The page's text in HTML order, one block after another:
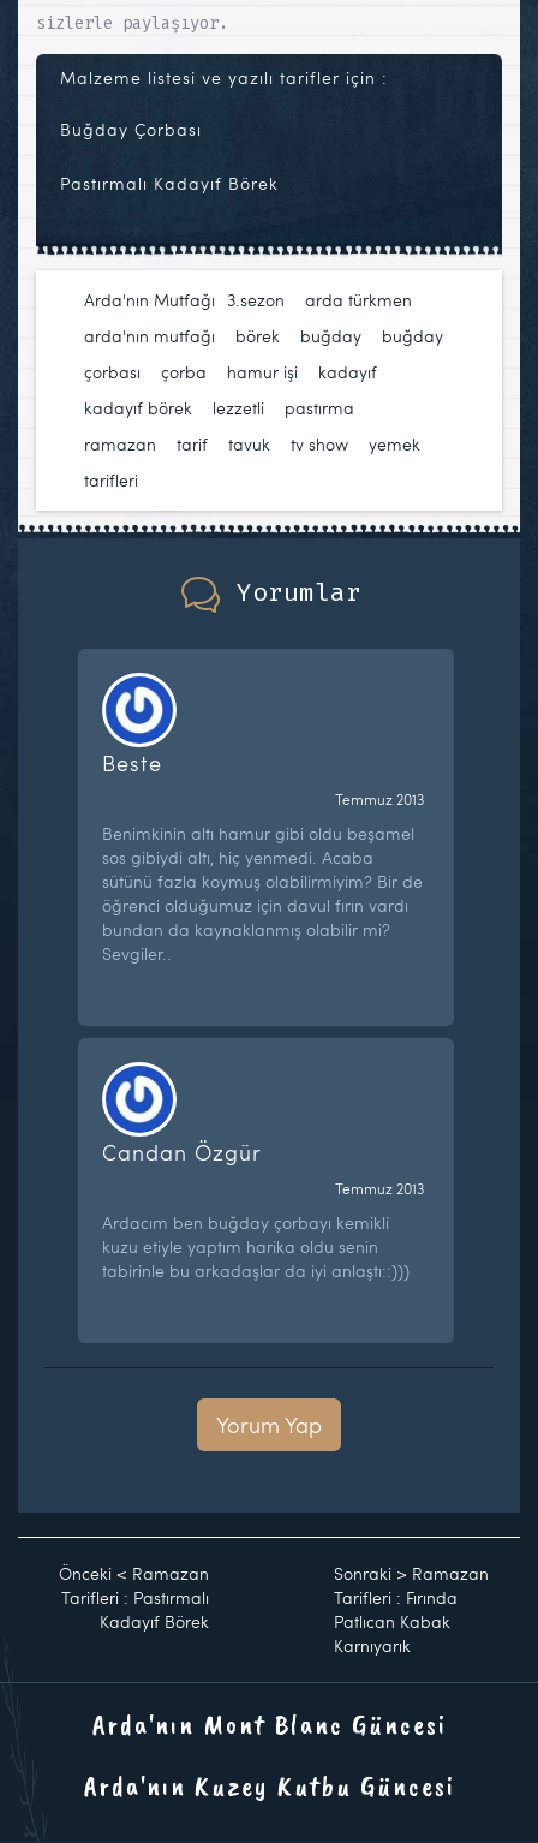
sizlerle paylaşıyor.
Malzeme listesi ve yazılı tarifler için :
Buğday Çorbası
Pastırmalı Kadayıf Börek
Arda'nın Mutfağı 3.sezon arda türkmen
arda'nın mutfağı
börek buğday
buğday
çorbası
çorba hamur işi kadayıf
kadayıf börek
lezzetli pastırma
ramazan
tarif tavuk tv show
yemek
tarifleri
Yorumlar
Beste
Temmuz 2013
Benimkinin altı hamur gibi oldu beşamel
sos gibiydi altı, hiç yenmedi. Acaba
sütünü fazla koymuş olabilirmiyim? Bir de
öğrenci olduğumuz için davul fırın vardı
bundan da kaynaklanmış olabilir mi?
Sevgiler..
Candan Özgür
Temmuz 2013
Ardacım ben buğday çorbayı kemikli
kuzu etiyle yaptım harika oldu senin
tabirinle bu arkadaşlar da iyi anlaştı::)))
Yorum Yap
Önceki < Ramazan
Tarifleri : Pastırmalı
Kadayıf Börek
Sonraki > Ramazan
Tarifleri : Fırında
Patlıcan Kabak
Karnıyarık
Arda'nın Mont Blanc Güncesi
Arda'nın Kuzey Kutbu Güncesi